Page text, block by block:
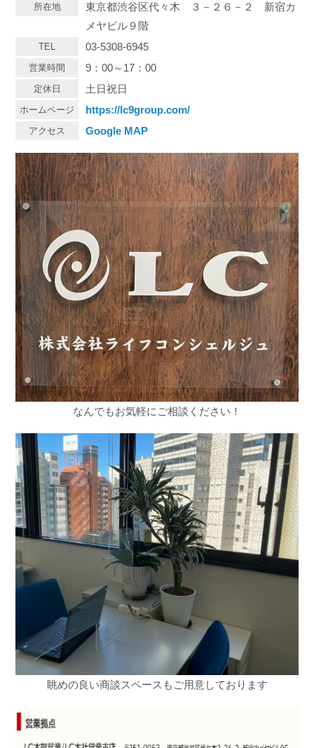
所在地
東京都渋谷区代々木 ３－２６－２ 新宿カ
メヤビル９階
TEL 03-5308-6945
営業時間 9：00～17：00
定休日 土日祝日
ホームページ https://lc9group.com/
アクセス Google MAP
なんでもお気軽にご相談ください！
眺めの良い商談スペースもご用意しております